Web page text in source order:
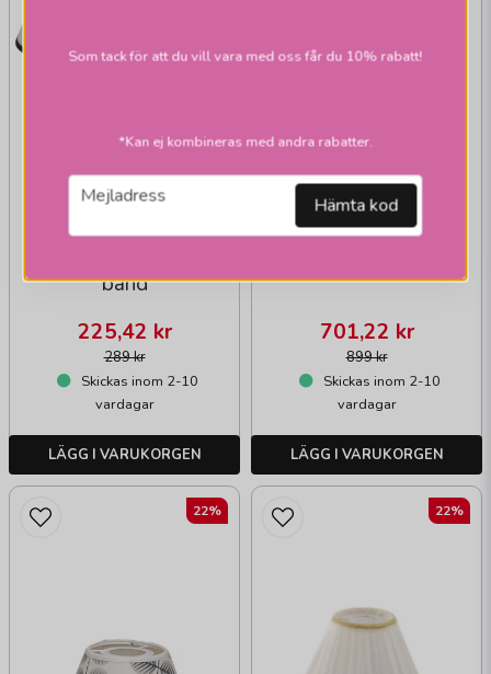
HALLBERGS BELYSNING
band
289 kr
225,42 kr
Skickas inom 2-10
vardagar
LÄGG I VARUKORGEN
toppringskärm grå
899 kr
701,22 kr
Skickas inom 2-10
vardagar
LÄGG I VARUKORGEN
22% 22%
Som tack för att du vill vara med oss får du 10% rabatt!
*Kan ej kombineras med andra rabatter.
email
Mejladress Hämta kod